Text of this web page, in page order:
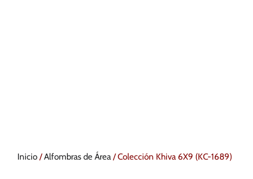
Inicio/Alfombras de Área/ Colección Khiva 6X9 (KC-1689)